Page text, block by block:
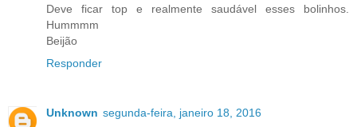
Deve ficar top e realmente saudável esses bolinhos.
Hummmm
Beijão
Responder
Unknown segunda-feira, janeiro 18, 2016